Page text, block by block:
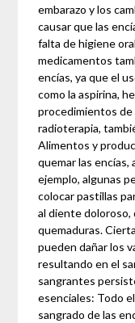
embarazo y los
causar que las
falta de higiene
medicamentos
encías, ya que el
como la aspirina,
procedimientos de
radioterapia,
Alimentos y
quemar las encías,
ejemplo, algunas
colocar pastillas
al diente doloroso,
quemaduras.
pueden dañar los
resultando en el
sangrantes
esenciales: Todo
sangrado de las